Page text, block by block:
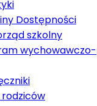
Dostępności
szkolny
rodziców